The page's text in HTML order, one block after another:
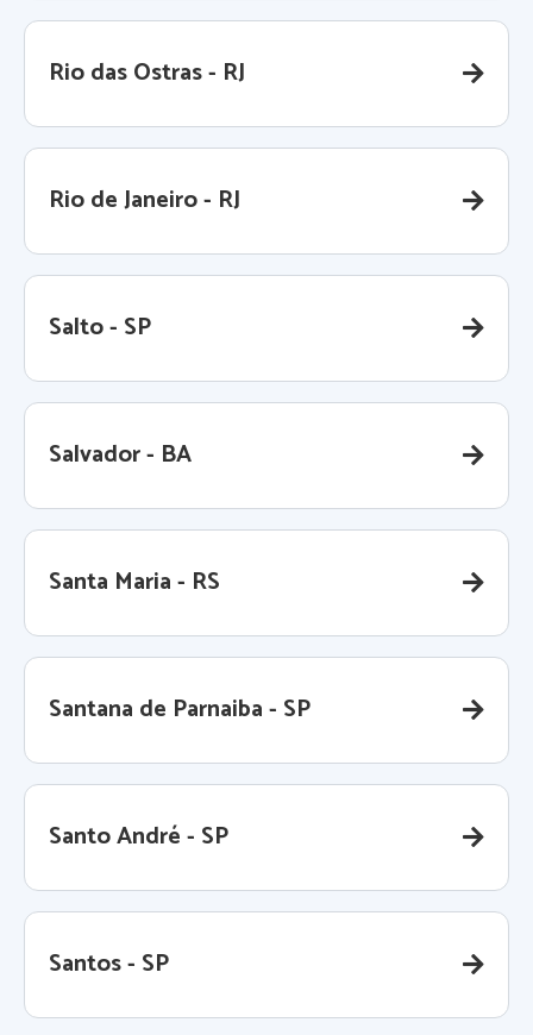
Rio das Ostras - RJ
Rio de Janeiro - RJ
Salto - SP
Salvador - BA
Santa Maria - RS
Santana de Parnaiba - SP
Santo André - SP
Santos - SP